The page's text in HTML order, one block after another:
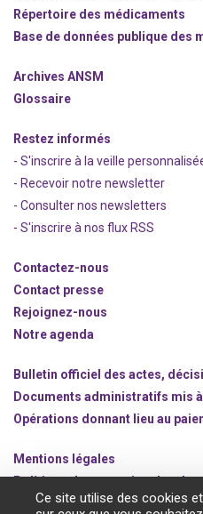
Répertoire des médicaments
Base de données publique des
Archives ANSM
Glossaire
Restez informés
- S'inscrire à la veille
- Recevoir notre newsletter
- Consulter nos newsletters
- S'inscrire à nos flux RSS
Contactez-nous
Contact presse
Rejoignez-nous
Notre agenda
Bulletin officiel des actes,
Documents administratifs mis
Opérations donnant lieu au
Mentions légales
Politique de protection des
Gestion des cookies
Ce site utilise des cookies